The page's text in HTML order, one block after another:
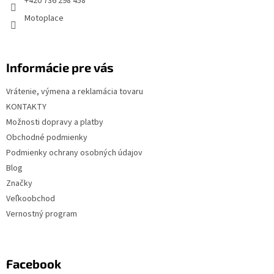
Motoplace
Informácie pre vás
Vrátenie, výmena a reklamácia tovaru
KONTAKTY
Možnosti dopravy a platby
Obchodné podmienky
Podmienky ochrany osobných údajov
Blog
Značky
Veľkoobchod
Vernostný program
Facebook